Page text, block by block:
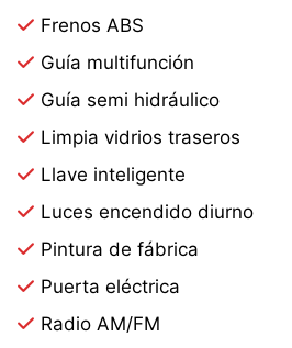
Frenos ABS
Guía multifunción
Guía semi hidráulico
Limpia vidrios traseros
Llave inteligente
Luces encendido diurno
Pintura de fábrica
Puerta eléctrica
Radio AM/FM